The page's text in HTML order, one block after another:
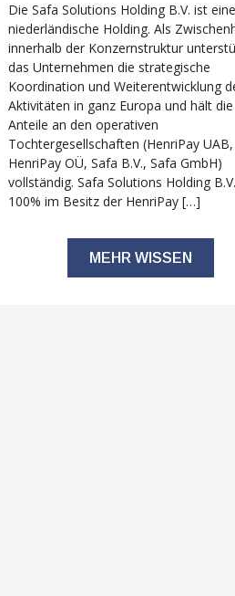
Die Safa Solutions Holding B.V. ist eine
niederländische Holding. Als
innerhalb der Konzernstruktur
das Unternehmen die strategische
Koordination und Weiterentwicklung
Aktivitäten in ganz Europa und hält die
Anteile an den operativen
Tochtergesellschaften (HenriPay UAB,
HenriPay OÜ, Safa B.V., Safa GmbH)
vollständig. Safa Solutions Holding
100% im Besitz der HenriPay […]
MEHR WISSEN